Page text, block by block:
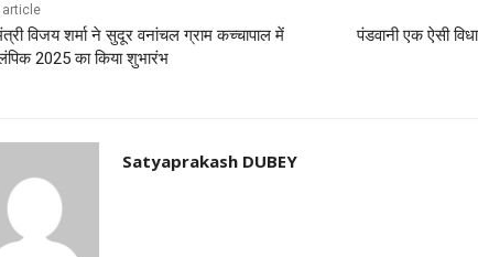
article
विजय शर्मा ने सुदूर वनांचल ग्राम कच्चापाल में
2025 का किया शुभारंभ
पंडवानी एक ऐसी
Satyaprakash DUBEY